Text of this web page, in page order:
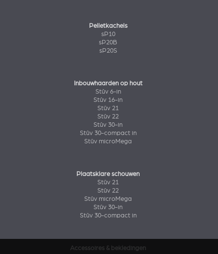
Pelletkachels
sP10
sP20B
sP20S
Inbouwhaarden op hout
Stûv 6-in
Stûv 16-in
Stûv 21
Stûv 22
Stûv 30-in
Stûv 30-compact in
Stûv microMega
Plaatsklare schouwen
Stûv 21
Stûv 22
Stûv microMega
Stûv 30-in
Stûv 30-compact in
Accessoires & bekledingen